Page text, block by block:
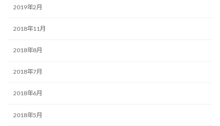
2019年2月
2018年11月
2018年8月
2018年7月
2018年6月
2018年5月